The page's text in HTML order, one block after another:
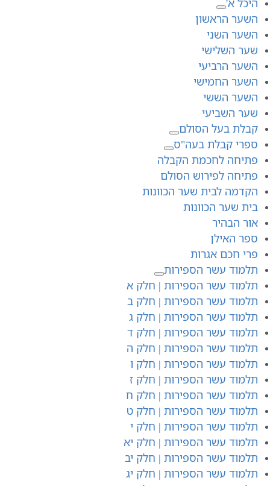
השער הראשון
השער השני
שער השלישי
השער הרביעי
השער החמישי
השער הששי
שער השביעי
קבלת בעל הסולם
ספרי קבלת בעה"ס
פתיחה לחכמת הקבלה
פתיחה לפירוש הסולם
הקדמה לבית שער הכוונות
בית שער הכוונות
אור הבהיר
ספר האילן
פרי חכם אגרות
תלמוד עשר הספירות
תלמוד עשר הספירות | חלק א
תלמוד עשר הספירות | חלק ב
תלמוד עשר הספירות | חלק ג
תלמוד עשר הספירות | חלק ד
תלמוד עשר הספירות | חלק ה
תלמוד עשר הספירות | חלק ו
תלמוד עשר הספירות | חלק ז
תלמוד עשר הספירות | חלק ח
תלמוד עשר הספירות | חלק ט
תלמוד עשר הספירות | חלק י
תלמוד עשר הספירות | חלק יא
תלמוד עשר הספירות | חלק יב
תלמוד עשר הספירות | חלק יג